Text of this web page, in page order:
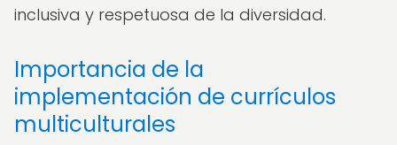
inclusiva y respetuosa de la diversidad.
Importancia de la
implementación de currículos
multiculturales